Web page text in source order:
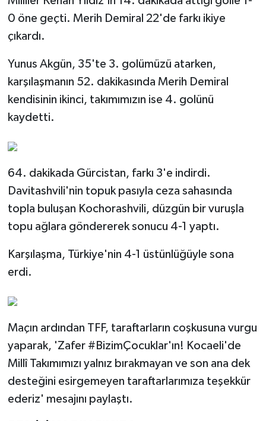
0 öne geçti. Merih Demiral 22'de farkı ikiye
çıkardı.
Yunus Akgün, 35'te 3. golümüzü atarken,
karşılaşmanın 52. dakikasında Merih Demiral
kendisinin ikinci, takımımızın ise 4. golünü
kaydetti.
64. dakikada Gürcistan, farkı 3'e indirdi.
Davitashvili'nin topuk pasıyla ceza sahasında
topla buluşan Kochorashvili, düzgün bir vuruşla
topu ağlara göndererek sonucu 4-1 yaptı.
Karşılaşma, Türkiye'nin 4-1 üstünlüğüyle sona
erdi.
Maçın ardından TFF, taraftarların coşkusuna vurgu
yaparak, 'Zafer #BizimÇocuklar'ın! Kocaeli'de
Millî Takımımızı yalnız bırakmayan ve son ana dek
desteğini esirgemeyen taraftarlarımıza teşekkür
ederiz' mesajını paylaştı.